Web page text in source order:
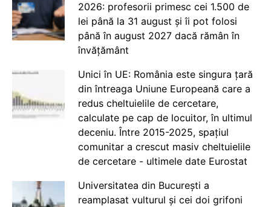
2026: profesorii primesc cei 1.500 de
lei până la 31 august și îi pot folosi
până în august 2027 dacă rămân în
învățământ
Unici în UE: România este singura țară
din întreaga Uniune Europeană care a
redus cheltuielile de cercetare,
calculate pe cap de locuitor, în ultimul
deceniu. Între 2015-2025, spațiul
comunitar a crescut masiv cheltuielile
de cercetare - ultimele date Eurostat
Universitatea din București a
reamplasat vulturul și cei doi grifoni